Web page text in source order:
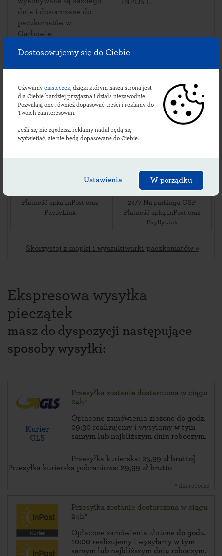
Dostosowujemy się do Ciebie
Używamy ciasteczek, dzięki którym nasza strona jest
dla Ciebie bardziej przyjazna i działa niezawodnie.
Pozwalają one również dopasować treści i reklamy do
Twoich zainteresowań.
Jeśli się nie zgodzisz, reklamy nadal będą się
wyświetlać, ale nie będą dopasowane do Ciebie.
Ustawienia W porządku
dnia i dostarczane do
paczkomatów w
Garbowie.
INPOST.
Sprawdź lokalizacje
garbowskich
paczkomatów:
Płatność apką InPost oraz
PayByLink
ul. Krakowskie Przedmieście
63,
21-080 Garbów,
24/7 Na parkingu OSP
Płatność apką InPost oraz
PayByLink
Skorzystaj z mapki i wyszukiwarki paczkomatów »
Ekspresowa wysyłka
pieczątek
masz do dyspozycji następujące
sposoby wysyłki:
Kurier
GLS
Przesyłka zostanie dostarczona w ciągu
24h*
Opłacone zamówienia złożone do godz.
09:30 realizujemy i wysyłamy w tym
samym lub najbliższym dniu roboczym.
Przesyłka kurierska: 25,99 zł brutto}
Przesyłka kurierska pobraniowa: 29,99 zł brutto
* dni robocze
Przesyłka zostanie dostarczona w ciągu
24h*
Opłacone zamówienia złożone do godz.
10:00 realizujemy i wysyłamy w tym
samym lub najbliższym dniu roboczym.